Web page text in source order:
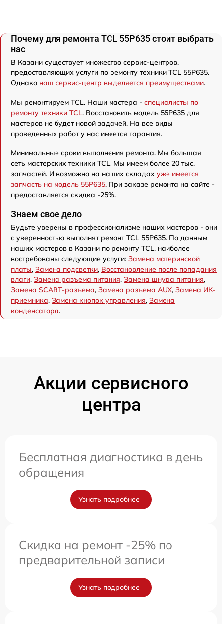
Почему для ремонта TCL 55P635 стоит выбрать
нас
В Казани существует множество сервис-центров,
предоставляющих услуги по ремонту техники TCL 55P635.
Однако наш сервис-центр выделяется преимуществами.
Мы ремонтируем TCL. Наши мастера - специалисты по
ремонту техники TCL. Восстановить модель 55P635 для
мастеров не будет новой задачей. На все виды
проведенных работ у нас имеется гарантия.
Минимальные сроки выполнения ремонта. Мы большая
сеть мастерских техники TCL. Мы имеем более 20 тыс.
запчастей. И возможно на наших складах уже имеется
запчасть на модель 55P635. При заказе ремонта на сайте -
предоставляется скидка -25%.
Знаем свое дело
Будьте уверены в профессионализме наших мастеров - они
с уверенностью выполнят ремонт TCL 55P635. По данным
наших мастеров в Казани по ремонту TCL, наиболее
востребованы следующие услуги: Замена материнской
платы, Замена подсветки, Восстановление после попадания
влаги, Замена разъема питания, Замена шнура питания,
Замена SCART-разъема, Замена разъема AUX, Замена ИК-
приемника, Замена кнопок управления, Замена
конденсатора.
Акции сервисного
центра
Бесплатная диагностика в день
обращения
Узнать подробнее
Скидка на ремонт -25% по
предварительной записи
Узнать подробнее